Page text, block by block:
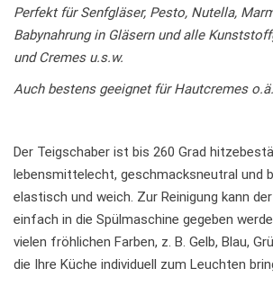
Perfekt für Senfgläser, Pesto, Nutella,
Babynahrung in Gläsern und alle
und Cremes u.s.w.
Auch bestens geeignet für Hautcremes
Der Teigschaber ist bis 260 Grad
lebensmittelecht, geschmacksneutral und
elastisch und weich. Zur Reinigung kann
einfach in die Spülmaschine gegeben
vielen fröhlichen Farben, z. B. Gelb, Blau,
die Ihre Küche individuell zum Leuchten